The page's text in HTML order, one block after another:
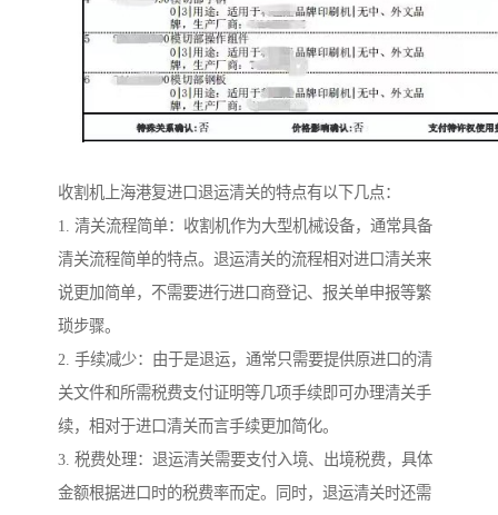
收割机上海港复进口退运清关的特点有以下几点：
1. 清关流程简单：收割机作为大型机械设备，通常具备
清关流程简单的特点。退运清关的流程相对进口清关来
说更加简单，不需要进行进口商登记、报关单申报等繁
琐步骤。
2. 手续减少：由于是退运，通常只需要提供原进口的清
关文件和所需税费支付证明等几项手续即可办理清关手
续，相对于进口清关而言手续更加简化。
3. 税费处理：退运清关需要支付入境、出境税费，具体
金额根据进口时的税费率而定。同时，退运清关时还需